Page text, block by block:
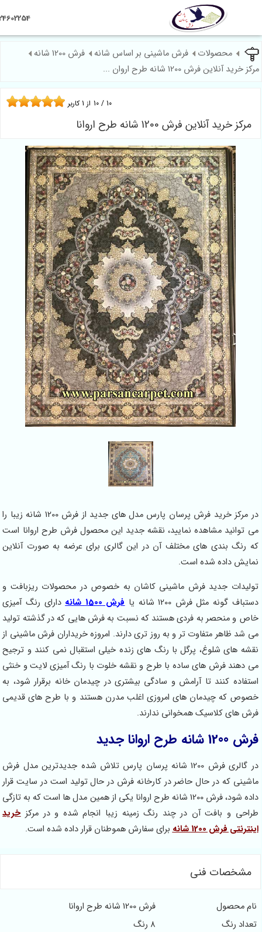
09124602254
محصولات فرش ماشینی بر اساس شانه
فرش 1200 شانه
فرش 1200 شانه طرح اروان ...
آنلاین فرش 1200 شانه طرح اروانا
1کاربر
در مرکز خرید فرش پرسان پارس مدل های جدید از فرش 1200 شانه زیبا را
مشاهده نمایید، نقشه جدید این محصول فرش طرح اروانا است
های مختلف آن در این گالری برای عرضه به صورت آنلاین
شده است.
جدید فرش ماشینی کاشان به خصوص در محصولات ریزبافت و
مثل فرش 1200 شانه یا
فرش 1500 شانه
دارای رنگ آمیزی
به فردی هستند که نسبت به فرش هایی که در گذشته تولید
متفاوت تر و به روز تری دارند. امروزه خریداران فرش ماشینی از
شلوغ، پرگل با رنگ های زنده خیلی استقبال نمی کنند و ترجیح
فرش های ساده با طرح و نقشه خلوت با رنگ آمیزی لایت و خنثی
کنند تا آرامش و سادگی بیشتری در چیدمان خانه برقرار شود، به
چیدمان های امروزی اغلب مدرن هستند و با طرح های قدیمی
کلاسیک همخوانی ندارند.
در گالری فرش 1200 شانه پرسان پارس تلاش شده جدیدترین مدل فرش
که در حال حاضر در کارخانه فرش در حال تولید است در سایت قرار
داده شود، فرش 1200 شانه طرح اروانا یکی از همین مدل ها است که به تازگی
بافت آن در چند رنگ زمینه زیبا انجام شده و در مرکزخرید
1200 شانه
برای سفارش هموطنان قرار داده شده است.
فنی